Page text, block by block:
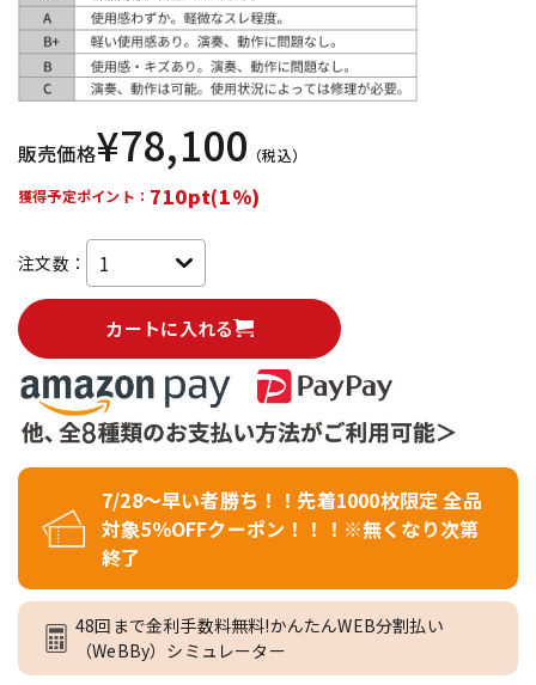
販売価格¥78,100 （税込）
獲得予定ポイント： 710pt(1%)
注文数：
カートに入れる
7/28～早い者勝ち！！先着1000枚限定 全品
対象5％OFFクーポン！！！※無くなり次第
終了
48回まで金利手数料無料!かんたんWEB分割払い
（WeBBy）シミュレーター